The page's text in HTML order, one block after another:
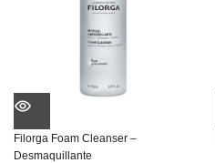
Filorga Foam Cleanser –
Desmaquillante